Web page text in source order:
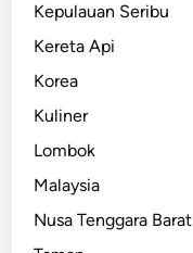
Kepulauan Seribu
Kereta Api
Korea
Kuliner
Lombok
Malaysia
Nusa Tenggara Barat